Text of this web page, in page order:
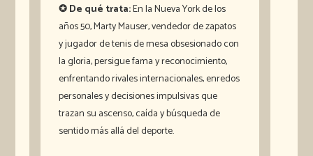
✪ De qué trata:En la Nueva York de los
años 50, Marty Mauser, vendedor de zapatos
y jugador de tenis de mesa obsesionado con
la gloria, persigue fama y reconocimiento,
enfrentando rivales internacionales, enredos
personales y decisiones impulsivas que
trazan su ascenso, caída y búsqueda de
sentido más allá del deporte.